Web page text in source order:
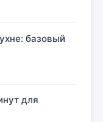
базовый
для